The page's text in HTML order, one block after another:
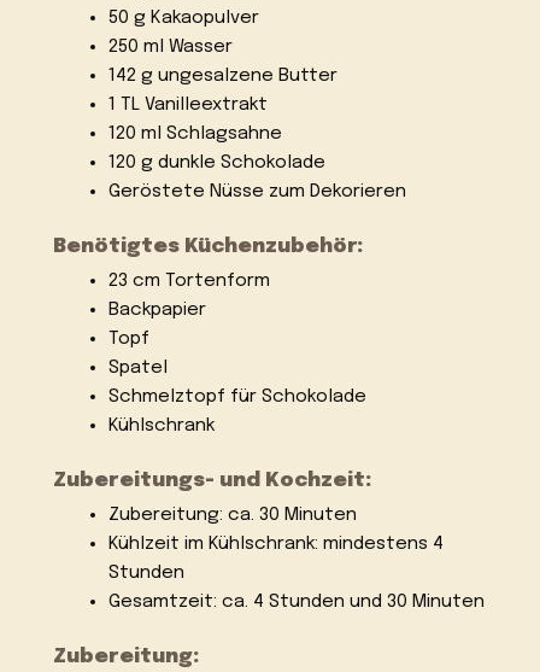
50 g Kakaopulver
250 ml Wasser
142 g ungesalzene Butter
1 TL Vanilleextrakt
120 ml Schlagsahne
120 g dunkle Schokolade
Geröstete Nüsse zum Dekorieren
Benötigtes Küchenzubehör:
23 cm Tortenform
Backpapier
Topf
Spatel
Schmelztopf für Schokolade
Kühlschrank
Zubereitungs- und Kochzeit:
Zubereitung: ca. 30 Minuten
Kühlzeit im Kühlschrank: mindestens 4
Stunden
Gesamtzeit: ca. 4 Stunden und 30 Minuten
Zubereitung: